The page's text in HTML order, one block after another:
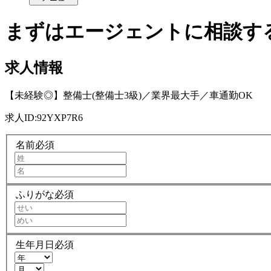
まずはエージェントに相談す
求人情報
【未経験◎】整備士(整備士3級)／業界最大手／車通勤OK
求人ID:92YXP7R6
名前必須
ふりがな必須
生年月日 必須